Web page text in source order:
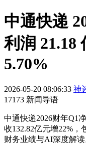
中通快递
利润 21.18
5.70%
2026-05-20 08:06:33 神
17173 新闻导语
中通快递2026财年Q1
收132.82亿元增22%，
财务业绩与AI深度解读